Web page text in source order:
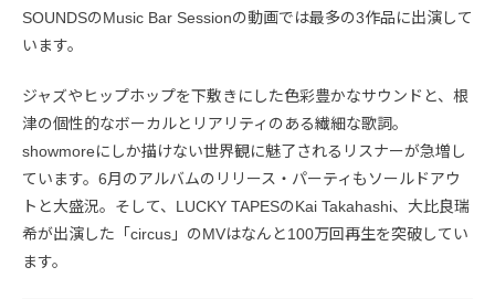
SOUNDSのMusic Bar Sessionの動画では最多の3作品に出演して
います。
ジャズやヒップホップを下敷きにした色彩豊かなサウンドと、根
津の個性的なボーカルとリアリティのある繊細な歌詞。
showmoreにしか描けない世界観に魅了されるリスナーが急増し
ています。6月のアルバムのリリース・パーティもソールドアウ
トと大盛況。そして、LUCKY TAPESのKai Takahashi、大比良瑞
希が出演した「circus」のMVはなんと100万回再生を突破してい
ます。